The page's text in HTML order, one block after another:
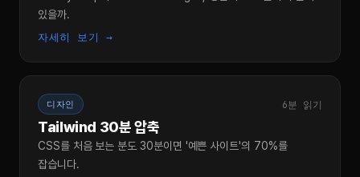
있을까.
자세히 보기 →
디자인 6분 읽기
Tailwind 30분 압축
CSS를 처음 보는 분도 30분이면 '예쁜 사이트'의 70%를
잡습니다.